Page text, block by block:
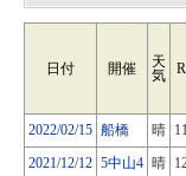
日付 開催
天
気
R
2022/02/15 船橋 晴 11
2021/12/12 5中山4 晴